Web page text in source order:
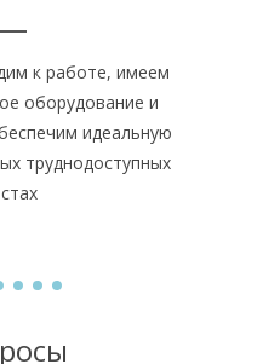
к работе, имеем
оборудование и
идеальную
труднодоступных